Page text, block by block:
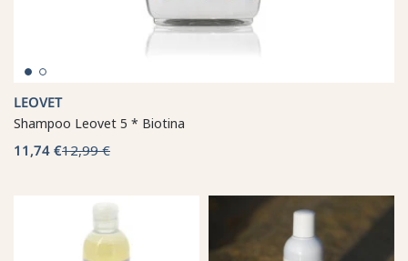
LEOVET
Shampoo Leovet 5 * Biotina
11,74 €12,99 €